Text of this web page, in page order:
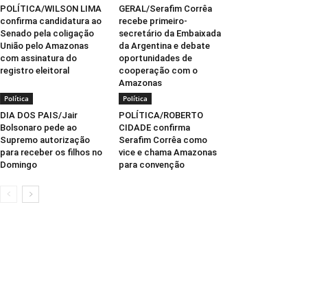
POLÍTICA/WILSON LIMA
confirma candidatura ao
Senado pela coligação
União pelo Amazonas
com assinatura do
registro eleitoral
GERAL/Serafim Corrêa
recebe primeiro-
secretário da Embaixada
da Argentina e debate
oportunidades de
cooperação com o
Amazonas
Política
DIA DOS PAIS/Jair
Bolsonaro pede ao
Supremo autorização
para receber os filhos no
Domingo
Política
POLÍTICA/ROBERTO
CIDADE confirma
Serafim Corrêa como
vice e chama Amazonas
para convenção